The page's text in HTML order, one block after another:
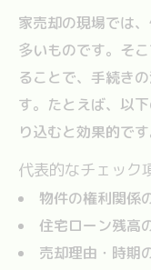
家売却の現場では
多いものです。そ
ることで、手続き
す。たとえば、以
り込むと効果的です
代表的なチェック
物件の権利関係
住宅ローン残高
売却理由・時期